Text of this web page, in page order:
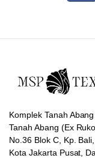
francophones.
Komplek Tanah
Tanah Abang (Ex
No.36 Blok C, Kp.
Kota Jakarta Pusat,